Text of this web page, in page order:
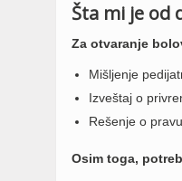
Šta mi je od
Za otvaranje
Mišljenje
Izveštaj o
Rešenje o
Osim toga,